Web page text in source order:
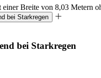
bei Starkregen
bei Starkregen